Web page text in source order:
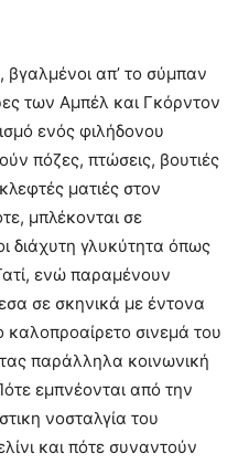
απ’ το σύμπαν
των Αμπέλ και Γκόρντον
ενός φιλήδονου
πόζες, πτώσεις, βουτιές
ματιές στον
μπλέκονται σε
διάχυτη γλυκύτητα όπως
ενώ παραμένουν
σε σκηνικά με έντονα
σινεμά του
παράλληλα κοινωνική
εμπνέονται από την
νοσταλγία του
και πότε συναντούν